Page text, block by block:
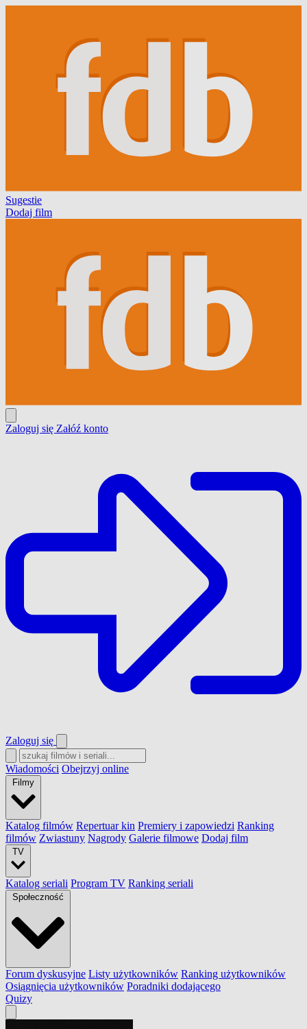
Sugestie
Dodaj film
Zaloguj się Załóź konto
Zaloguj się
Wiadomości Obejrzyj online
Filmy
Katalog filmów Repertuar kin Premiery i zapowiedzi Ranking
filmów Zwiastuny Nagrody Galerie filmowe Dodaj film
TV
Katalog seriali Program TV Ranking seriali
Społeczność
Forum dyskusyjne Listy użytkowników Ranking użytkowników
Osiągnięcia użytkowników Poradniki dodającego
Quizy